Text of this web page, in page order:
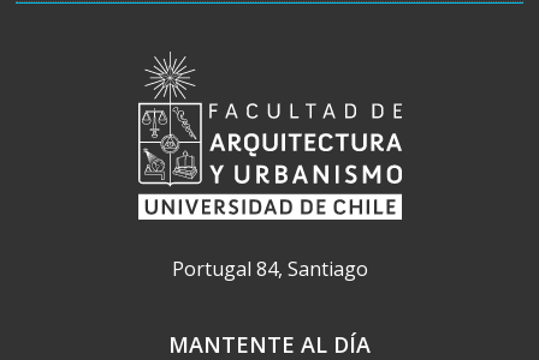
Portugal 84, Santiago
MANTENTE AL DÍA